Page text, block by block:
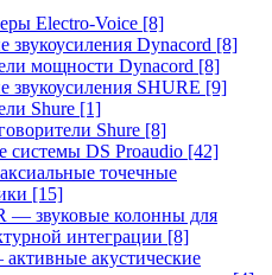
Electro-Voice [8]
звукоусиления Dynacord [8]
мощности Dynacord [8]
звукоусиления SHURE [9]
Shure [1]
Shure [8]
системы DS Proaudio [42]
точечные
[15]
— звуковые колонны для
интеграции [8]
акустические